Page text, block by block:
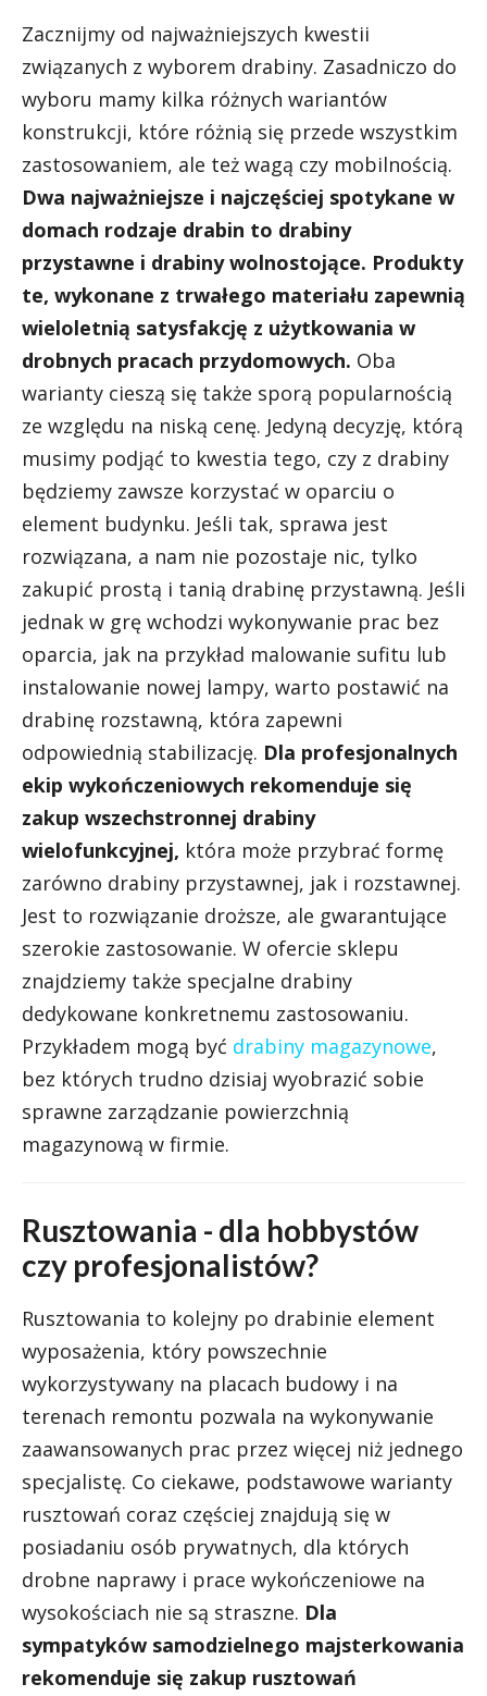
Zacznijmy od najważniejszych kwestii
związanych z wyborem drabiny. Zasadniczo do
wyboru mamy kilka różnych wariantów
konstrukcji, które różnią się przede wszystkim
zastosowaniem, ale też wagą czy mobilnością.
Dwa najważniejsze i najczęściej spotykane w
domach rodzaje drabin to drabiny
przystawne i drabiny wolnostojące. Produkty
te, wykonane z trwałego materiału zapewnią
wieloletnią satysfakcję z użytkowania w
drobnych pracach przydomowych. Oba
warianty cieszą się także sporą popularnością
ze względu na niską cenę. Jedyną decyzję, którą
musimy podjąć to kwestia tego, czy z drabiny
będziemy zawsze korzystać w oparciu o
element budynku. Jeśli tak, sprawa jest
rozwiązana, a nam nie pozostaje nic, tylko
zakupić prostą i tanią drabinę przystawną. Jeśli
jednak w grę wchodzi wykonywanie prac bez
oparcia, jak na przykład malowanie sufitu lub
instalowanie nowej lampy, warto postawić na
drabinę rozstawną, która zapewni
odpowiednią stabilizację. Dla profesjonalnych
ekip wykończeniowych rekomenduje się
zakup wszechstronnej drabiny
wielofunkcyjnej, która może przybrać formę
zarówno drabiny przystawnej, jak i rozstawnej.
Jest to rozwiązanie droższe, ale gwarantujące
szerokie zastosowanie. W ofercie sklepu
znajdziemy także specjalne drabiny
dedykowane konkretnemu zastosowaniu.
Przykładem mogą być drabiny magazynowe,
bez których trudno dzisiaj wyobrazić sobie
sprawne zarządzanie powierzchnią
magazynową w firmie.
Rusztowania - dla hobbystów
czy profesjonalistów?
Rusztowania to kolejny po drabinie element
wyposażenia, który powszechnie
wykorzystywany na placach budowy i na
terenach remontu pozwala na wykonywanie
zaawansowanych prac przez więcej niż jednego
specjalistę. Co ciekawe, podstawowe warianty
rusztowań coraz częściej znajdują się w
posiadaniu osób prywatnych, dla których
drobne naprawy i prace wykończeniowe na
wysokościach nie są straszne. Dla
sympatyków samodzielnego majsterkowania
rekomenduje się zakup rusztowań